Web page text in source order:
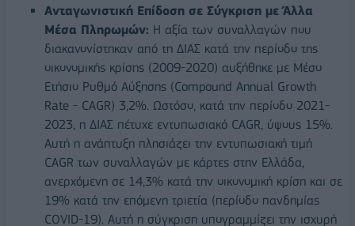
Ανταγωνιστική Επίδοση σε Σύγκριση με Άλλα
Μέσα Πληρωμών: Η αξία των συναλλαγών που
διακανονίστηκαν από τη ΔΙΑΣ κατά την περίοδο της
οικονομικής κρίσης (2009-2020) αυξήθηκε με Μέσο
Ετήσιο Ρυθμό Αύξησης (Compound Annual Growth
Rate - CAGR) 3,2%. Ωστόσο, κατά την περίοδο 2021-
2023, η ΔΙΑΣ πέτυχε εντυπωσιακό CAGR, ύψους 15%.
Αυτή η ανάπτυξη πλησιάζει την εντυπωσιακή τιμή
CAGR των συναλλαγών με κάρτες στην Ελλάδα,
ανερχόμενη σε 14,3% κατά την οικονομική κρίση και σε
19% κατά την επόμενη τριετία (περίοδο πανδημίας
COVID-19). Αυτή η σύγκριση υπογραμμίζει την ισχυρή